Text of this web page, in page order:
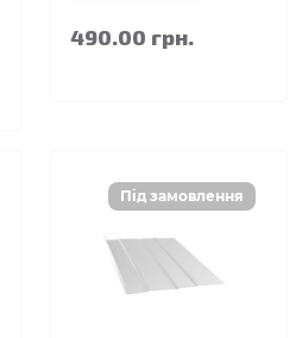
490.00 грн.